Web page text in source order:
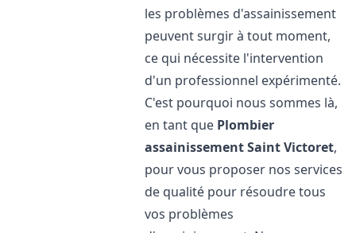
les problèmes d'assainissement
peuvent surgir à tout moment,
ce qui nécessite l'intervention
d'un professionnel expérimenté.
C'est pourquoi nous sommes là,
en tant que Plombier
assainissementSaint Victoret,
pour vous proposer nos services
de qualité pour résoudre tous
vos problèmes